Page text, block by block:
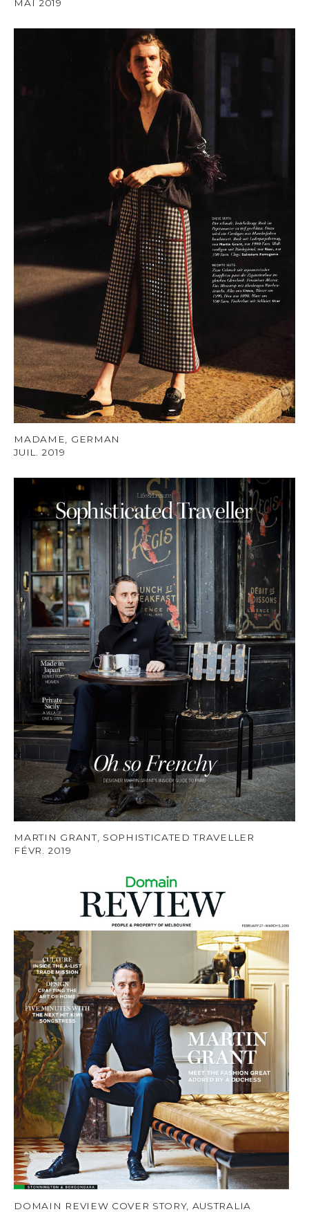
MAI 2019
MADAME, GERMAN
JUIL. 2019
MARTIN GRANT, SOPHISTICATED TRAVELLER
FÉVR. 2019
DOMAIN REVIEW COVER STORY, AUSTRALIA